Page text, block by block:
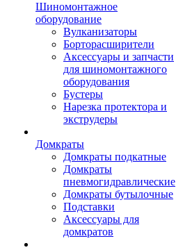
Шиномонтажное
оборудование
Вулканизаторы
Борторасширители
Аксессуары и запчасти
для шиномонтажного
оборудования
Бустеры
Нарезка протектора и
экструдеры
Домкраты
Домкраты подкатные
Домкраты
пневмогидравлические
Домкраты бутылочные
Подставки
Аксессуары для
домкратов